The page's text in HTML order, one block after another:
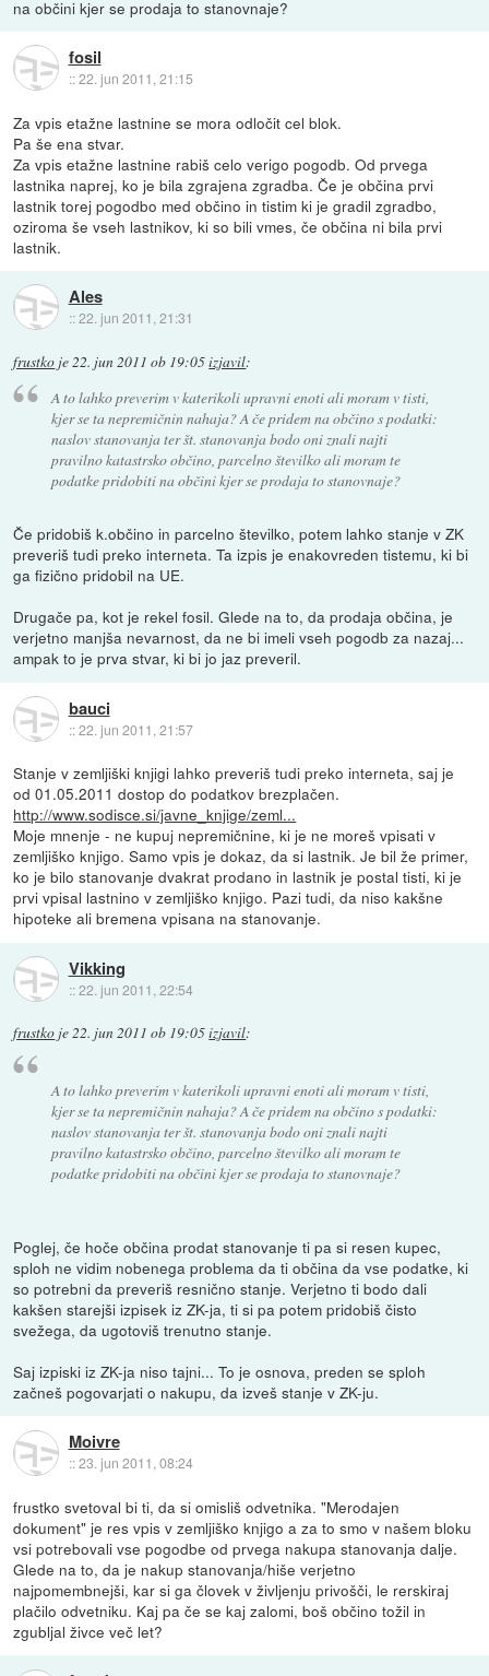
na občini kjer se prodaja to stanovnaje?
fosil
::22. jun 2011, 21:15
Za vpis etažne lastnine se mora odločit cel blok.
Pa še ena stvar.
Za vpis etažne lastnine rabiš celo verigo pogodb. Od prvega
lastnika naprej, ko je bila zgrajena zgradba. Če je občina prvi
lastnik torej pogodbo med občino in tistim ki je gradil zgradbo,
oziroma še vseh lastnikov, ki so bili vmes, če občina ni bila prvi
lastnik.
Ales
::22. jun 2011, 21:31
frustko je22. jun 2011 ob 19:05izjavil:
A to lahko preverim v katerikoli upravni enoti ali moram v tisti,
kjer se ta nepremičnin nahaja? A če pridem na občino s podatki:
naslov stanovanja ter št. stanovanja bodo oni znali najti
pravilno katastrsko občino, parcelno številko ali moram te
podatke pridobiti na občini kjer se prodaja to stanovnaje?
Če pridobiš k.občino in parcelno številko, potem lahko stanje v ZK
preveriš tudi preko interneta. Ta izpis je enakovreden tistemu, ki bi
ga fizično pridobil na UE.
Drugače pa, kot je rekel fosil. Glede na to, da prodaja občina, je
verjetno manjša nevarnost, da ne bi imeli vseh pogodb za nazaj...
ampak to je prva stvar, ki bi jo jaz preveril.
bauci
::22. jun 2011, 21:57
Stanje v zemljiški knjigi lahko preveriš tudi preko interneta, saj je
od 01.05.2011 dostop do podatkov brezplačen.
http://www.sodisce.si/javne_knjige/zeml...
Moje mnenje - ne kupuj nepremičnine, ki je ne moreš vpisati v
zemljiško knjigo. Samo vpis je dokaz, da si lastnik. Je bil že primer,
ko je bilo stanovanje dvakrat prodano in lastnik je postal tisti, ki je
prvi vpisal lastnino v zemljiško knjigo. Pazi tudi, da niso kakšne
hipoteke ali bremena vpisana na stanovanje.
Vikking
::22. jun 2011, 22:54
frustko je22. jun 2011 ob 19:05izjavil:
A to lahko preverim v katerikoli upravni enoti ali moram v tisti,
kjer se ta nepremičnin nahaja? A če pridem na občino s podatki:
naslov stanovanja ter št. stanovanja bodo oni znali najti
pravilno katastrsko občino, parcelno številko ali moram te
podatke pridobiti na občini kjer se prodaja to stanovnaje?
Poglej, če hoče občina prodat stanovanje ti pa si resen kupec,
sploh ne vidim nobenega problema da ti občina da vse podatke, ki
so potrebni da preveriš resnično stanje. Verjetno ti bodo dali
kakšen starejši izpisek iz ZK-ja, ti si pa potem pridobiš čisto
svežega, da ugotoviš trenutno stanje.
Saj izpiski iz ZK-ja niso tajni... To je osnova, preden se sploh
začneš pogovarjati o nakupu, da izveš stanje v ZK-ju.
Moivre
::23. jun 2011, 08:24
frustko svetoval bi ti, da si omisliš odvetnika. "Merodajen
dokument" je res vpis v zemljiško knjigo a za to smo v našem bloku
vsi potrebovali vse pogodbe od prvega nakupa stanovanja dalje.
Glede na to, da je nakup stanovanja/hiše verjetno
najpomembnejši, kar si ga človek v življenju privošči, le rerskiraj
plačilo odvetniku. Kaj pa če se kaj zalomi, boš občino tožil in
zgubljal živce več let?